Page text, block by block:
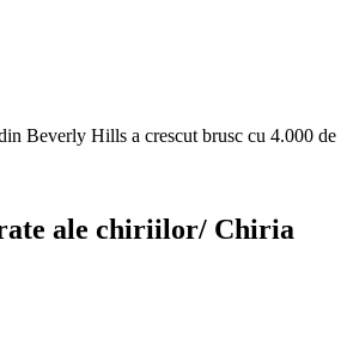
Beverly Hills a crescut brusc cu 4.000 de
ale chiriilor/ Chiria